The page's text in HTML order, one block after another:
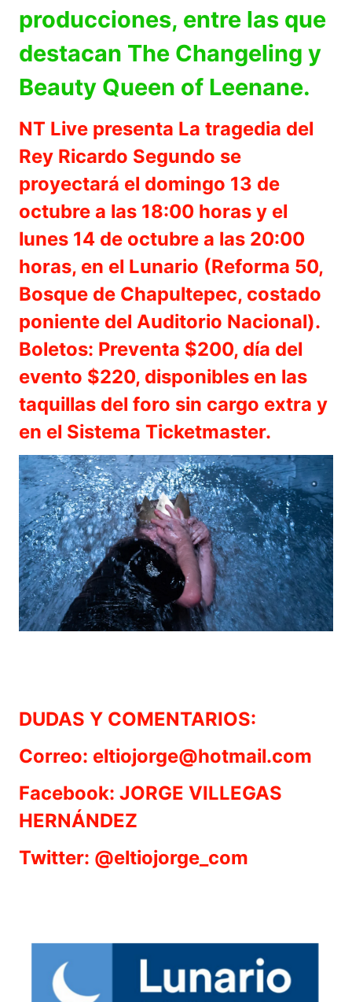
producciones, entre las que
destacan The Changeling y
Beauty Queen of Leenane.
NT Live presenta La tragedia del
Rey Ricardo Segundo se
proyectará el domingo 13 de
octubre a las 18:00 horas y el
lunes 14 de octubre a las 20:00
horas, en el Lunario (Reforma 50,
Bosque de Chapultepec, costado
poniente del Auditorio Nacional).
Boletos: Preventa $200, día del
evento $220, disponibles en las
taquillas del foro sin cargo extra y
en el Sistema Ticketmaster.
DUDAS Y COMENTARIOS:
Correo: eltiojorge@hotmail.com
Facebook: JORGE VILLEGAS
HERNÁNDEZ
Twitter: @eltiojorge_com